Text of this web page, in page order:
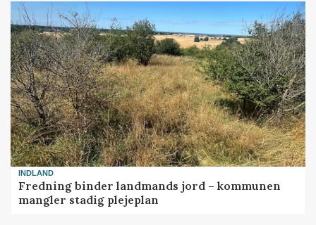
INDLAND
Fredning binder landmands jord – kommunen
mangler stadig plejeplan